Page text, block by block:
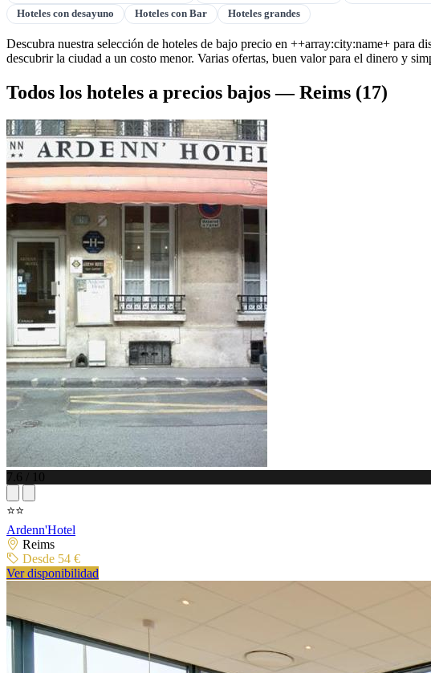
Hoteles con desayuno
Hoteles con Bar Hoteles grandes
Descubra nuestra selección de hoteles de bajo precio en ++array:city:name+ para
descubrir la ciudad a un costo menor. Varias ofertas, buen valor para el dinero y
Todos los hoteles a precios bajos — Reims (17)
7.6 / 10
⭐⭐
Ardenn'Hotel
Reims
Desde 54 €
Ver disponibilidad